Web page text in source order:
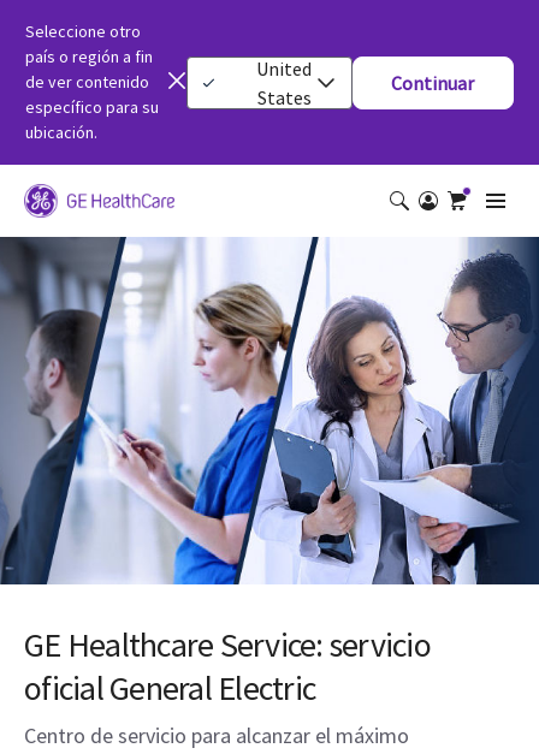
Seleccione otro
país o región a fin
de ver contenido
específico para su
ubicación.
United
States
Continuar
GE Healthcare Service: servicio
oficial General Electric
Centro de servicio para alcanzar el máximo